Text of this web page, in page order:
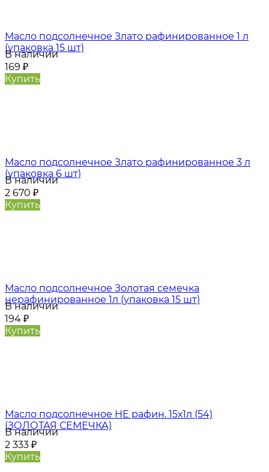
Масло подсолнечное Злато рафинированное 1 л
(упаковка 15 шт)
В наличии
169 ₽
Купить
Масло подсолнечное Злато рафинированное 3 л
(упаковка 6 шт)
В наличии
2 670 ₽
Купить
Масло подсолнечное Золотая семечка
нерафинированное 1л (упаковка 15 шт)
В наличии
194 ₽
Купить
Масло подсолнечное НЕ рафин. 15х1л (54)
(ЗОЛОТАЯ СЕМЕЧКА)
В наличии
2 333 ₽
Купить